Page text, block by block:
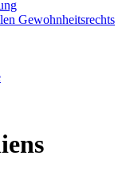
Gewohnheitsrechts